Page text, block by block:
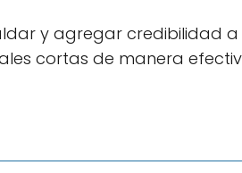
y agregar credibilidad a
cortas de manera